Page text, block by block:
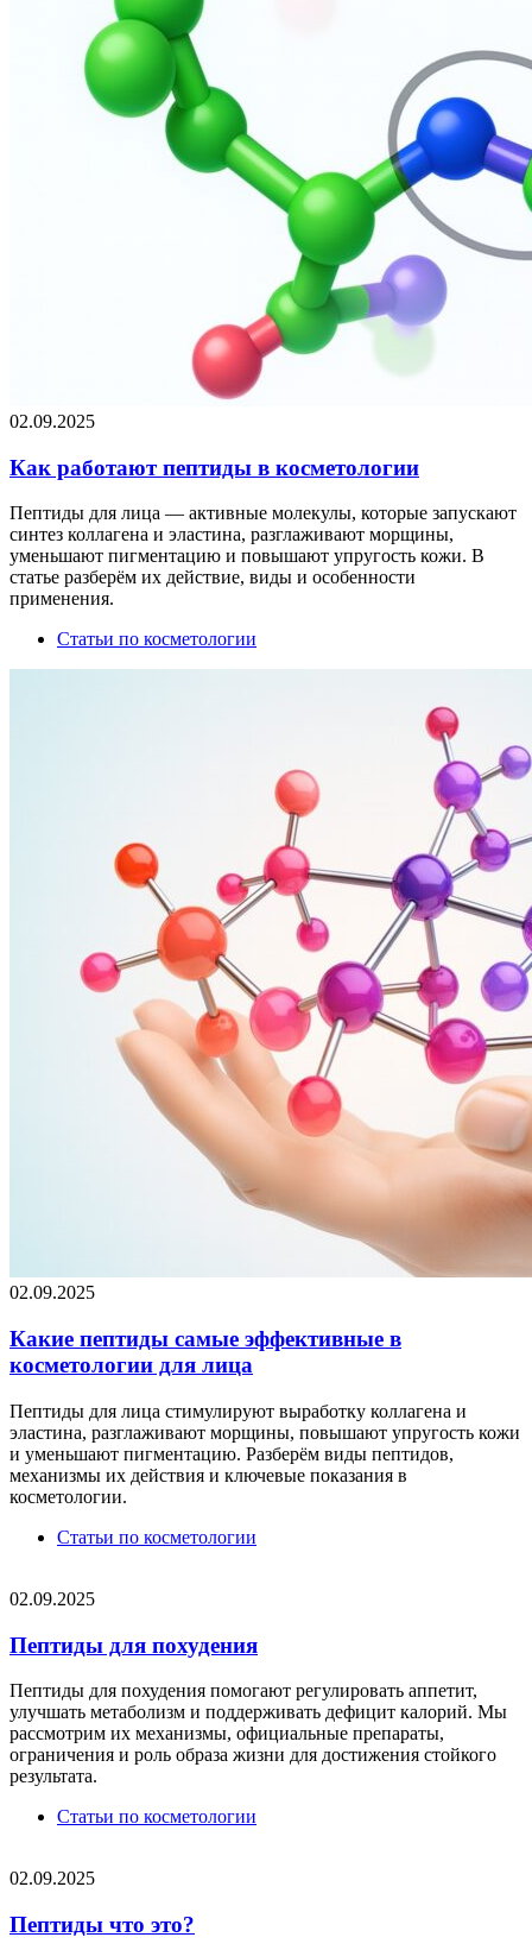
02.09.2025
Как работают пептиды в косметологии
Пептиды для лица — активные молекулы, которые запускают
синтез коллагена и эластина, разглаживают морщины,
уменьшают пигментацию и повышают упругость кожи. В
статье разберём их действие, виды и особенности
применения.
Статьи по косметологии
02.09.2025
Какие пептиды самые эффективные в
косметологии для лица
Пептиды для лица стимулируют выработку коллагена и
эластина, разглаживают морщины, повышают упругость кожи
и уменьшают пигментацию. Разберём виды пептидов,
механизмы их действия и ключевые показания в
косметологии.
Статьи по косметологии
02.09.2025
Пептиды для похудения
Пептиды для похудения помогают регулировать аппетит,
улучшать метаболизм и поддерживать дефицит калорий. Мы
рассмотрим их механизмы, официальные препараты,
ограничения и роль образа жизни для достижения стойкого
результата.
Статьи по косметологии
02.09.2025
Пептиды что это?